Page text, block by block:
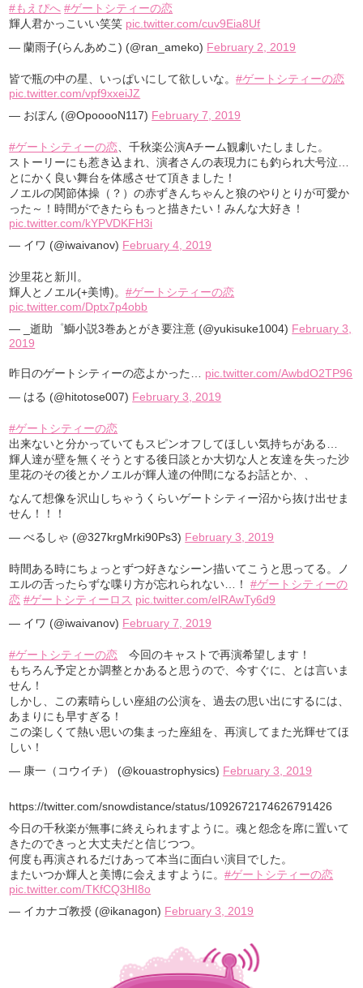
#もえぴへ #ゲートシティーの恋
輝人君かっこいい笑笑 pic.twitter.com/cuv9Eia8Uf
— 蘭雨子(らんあめこ) (@ran_ameko) February 2, 2019
皆で瓶の中の星、いっぱいにして欲しいな。#ゲートシティーの恋
pic.twitter.com/vpf9xxeiJZ
— おぽん (@OpooooN117) February 7, 2019
#ゲートシティーの恋 、千秋楽公演Aチーム観劇いたしました。
ストーリーにも惹き込まれ、演者さんの表現力にも釣られ大号泣…
とにかく良い舞台を体感させて頂きました！
ノエルの関節体操（？）の赤ずきんちゃんと狼のやりとりが可愛か
った～！時間ができたらもっと描きたい！みんな大好き！
pic.twitter.com/kYPVDKFH3i
— イワ (@iwaivanov) February 4, 2019
沙里花と新川。
輝人とノエル(+美博)。#ゲートシティーの恋
pic.twitter.com/Dptx7p4obb
— _逝助゜鰤小説3巻あとがき要注意 (@yukisuke1004) February 3,
2019
昨日のゲートシティーの恋よかった… pic.twitter.com/AwbdO2TP96
— はる (@hitotose007) February 3, 2019
#ゲートシティーの恋
出来ないと分かっていてもスピンオフしてほしい気持ちがある…
輝人達が壁を無くそうとする後日談とか大切な人と友達を失った沙
里花のその後とかノエルが輝人達の仲間になるお話とか、、
なんて想像を沢山しちゃうくらいゲートシティー沼から抜け出せま
せん！！！
— べるしゃ (@327krgMrki90Ps3) February 3, 2019
時間ある時にちょっとずつ好きなシーン描いてこうと思ってる。ノ
エルの舌ったらずな喋り方が忘れられない…！#ゲートシティーの
恋 #ゲートシティーロス pic.twitter.com/elRAwTy6d9
— イワ (@iwaivanov) February 7, 2019
#ゲートシティーの恋 今回のキャストで再演希望します！
もちろん予定とか調整とかあると思うので、今すぐに、とは言いま
せん！
しかし、この素晴らしい座組の公演を、過去の思い出にするには、
あまりにも早すぎる！
この楽しくて熱い思いの集まった座組を、再演してまた光輝せてほ
しい！
— 康一（コウイチ） (@kouastrophysics) February 3, 2019
https://twitter.com/snowdistance/status/1092672174626791426
今日の千秋楽が無事に終えられますように。魂と怨念を席に置いて
きたのできっと大丈夫だと信じつつ。
何度も再演されるだけあって本当に面白い演目でした。
またいつか輝人と美博に会えますように。#ゲートシティーの恋
pic.twitter.com/TKfCQ3HI8o
— イカナゴ教授 (@ikanagon) February 3, 2019